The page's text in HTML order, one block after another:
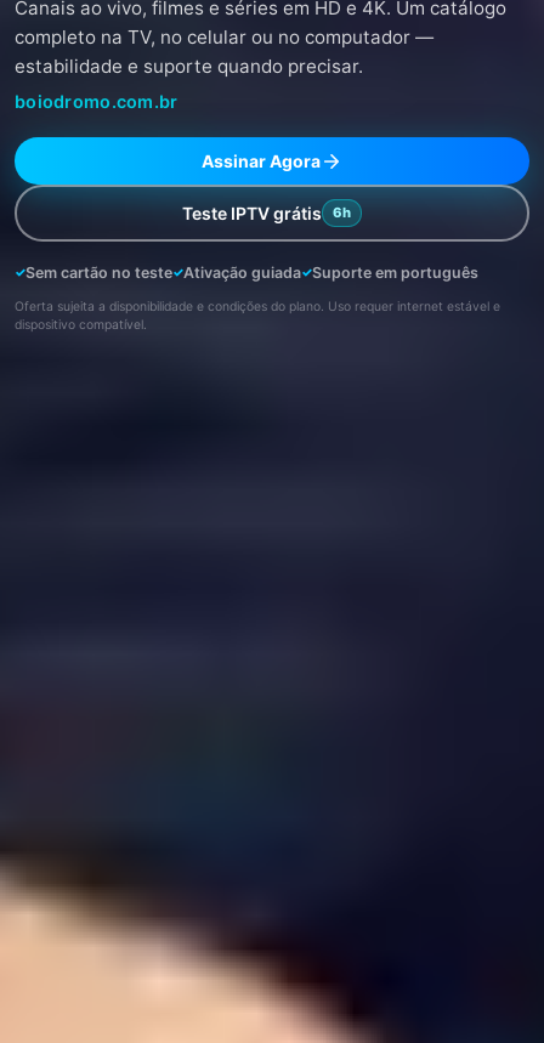
Canais ao vivo, filmes e séries em HD e 4K. Um catálogo
completo na TV, no celular ou no computador —
estabilidade e suporte quando precisar.
boiodromo.com.br
Assinar Agora
Teste IPTV grátis 6h
Sem cartão no teste Ativação guiada Suporte em português
Oferta sujeita a disponibilidade e condições do plano. Uso requer internet estável e
dispositivo compatível.